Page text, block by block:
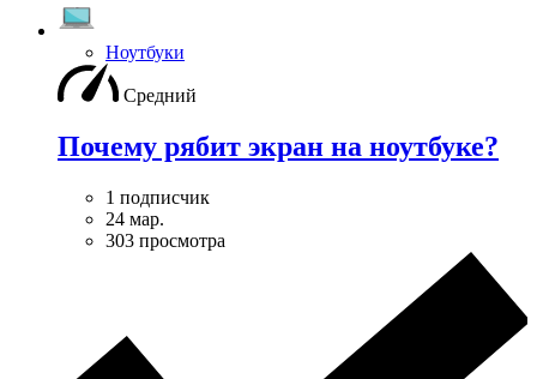
Ноутбуки
Средний
Почему рябит экран на ноутбуке?
1 подписчик
24 мар.
303 просмотра